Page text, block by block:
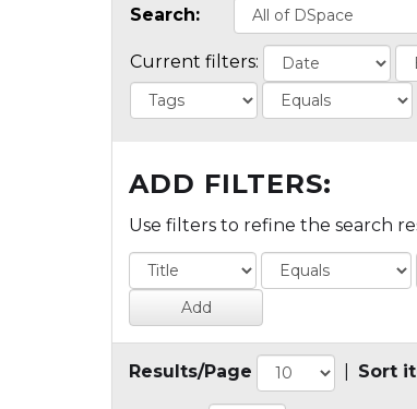
Search:
Current filters:
ADD FILTERS:
Use filters to refine the search
Results/Page Sort